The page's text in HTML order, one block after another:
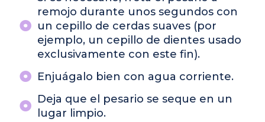
remojo durante unos segundos con
un cepillo de cerdas suaves (por
ejemplo, un cepillo de dientes usado
exclusivamente con este fin).
Enjuágalo bien con agua corriente.
Deja que el pesario se seque en un
lugar limpio.